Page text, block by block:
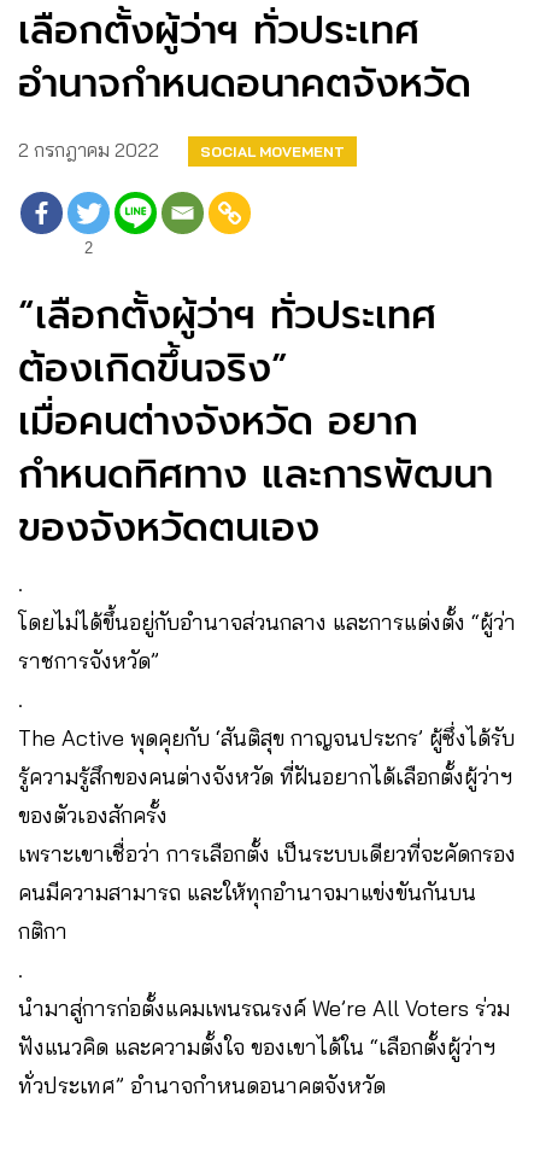
เลือกตั้งผู้ว่าฯ ทั่วประเทศ
อำนาจกำหนดอนาคตจังหวัด
2 กรกฎาคม 2022 SOCIAL MOVEMENT
2
“เลือกตั้งผู้ว่าฯ ทั่วประเทศ
ต้องเกิดขึ้นจริง”
เมื่อคนต่างจังหวัด อยาก
กำหนดทิศทาง และการพัฒนา
ของจังหวัดตนเอง
.
โดยไม่ได้ขึ้นอยู่กับอำนาจส่วนกลาง และการแต่งตั้ง “ผู้ว่า
ราชการจังหวัด”
.
The Active พุดคุยกับ ‘สันติสุข กาญจนประกร’ ผู้ซึ่งได้รับ
รู้ความรู้สึกของคนต่างจังหวัด ที่ฝันอยากได้เลือกตั้งผู้ว่าฯ
ของตัวเองสักครั้ง
เพราะเขาเชื่อว่า การเลือกตั้ง เป็นระบบเดียวที่จะคัดกรอง
คนมีความสามารถ และให้ทุกอำนาจมาแข่งขันกันบน
กติกา
.
นำมาสู่การก่อตั้งแคมเพนรณรงค์ We’re All Voters ร่วม
ฟังแนวคิด และความตั้งใจ ของเขาได้ใน “เลือกตั้งผู้ว่าฯ
ทั่วประเทศ” อำนาจกำหนดอนาคตจังหวัด